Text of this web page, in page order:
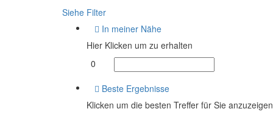
Siehe Filter
In meiner Nähe
Hier Klicken um zu erhalten
0
Beste Ergebnisse
Klicken um die besten Treffer für Sie anzuzeigen